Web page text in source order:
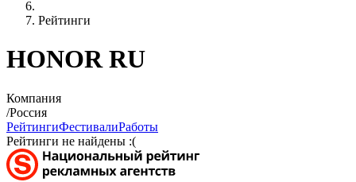
Рейтинги
HONOR RU
Компания
/Россия
РейтингиФестивалиРаботы
Рейтинги не найдены :(